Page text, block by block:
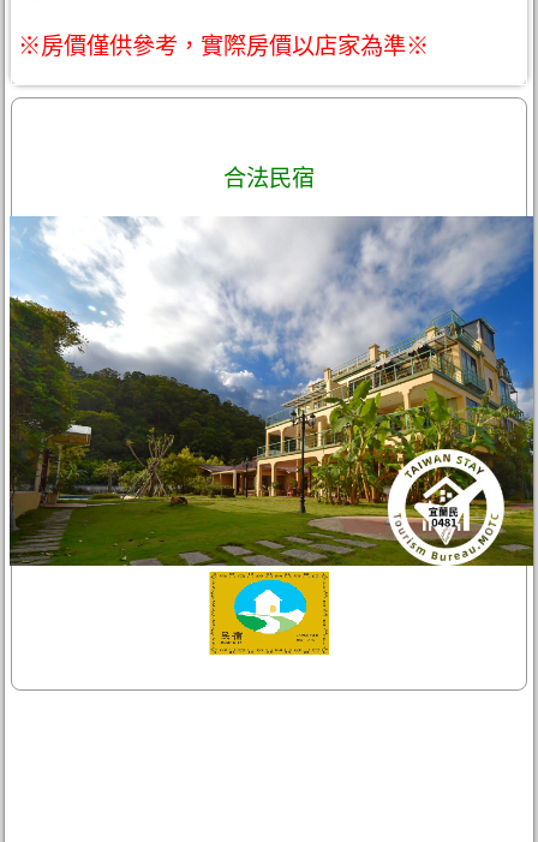
※房價僅供參考，實際房價以店家為準※
合法民宿